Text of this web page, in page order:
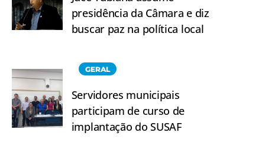
presidência da Câmara e diz
buscar paz na política local
GERAL
Servidores municipais
participam de curso de
implantação do SUSAF